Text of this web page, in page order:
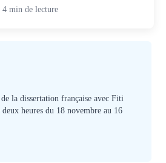
4 min de lecture
la dissertation française avec Fiti
heures du 18 novembre au 16